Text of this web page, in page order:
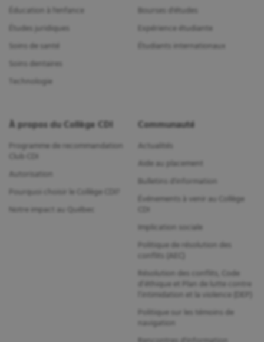
Éducation à l'enfance
Études juridiques
Soins de santé
Soins dentaires
Technologie
Bourses d'études
Expérience étudiante
Étudiants internationaux
À propos du Collège CDI
Programme de recommandation
Club CDI
Autorisation
Pourquoi choisir le Collège CDI?
Notre impact au Québec
Communauté
Actualités
Aide au placement
Bulletins d'information
Événements à venir au Collège
CDI
Implication sociale
Politique de résolution des
conflits (AEC)
Résolution des conflits, Code
d’éthique et Plan de lutte contre
l’intimidation et la violence (DEP)
Politique sur les témoins de
navigation